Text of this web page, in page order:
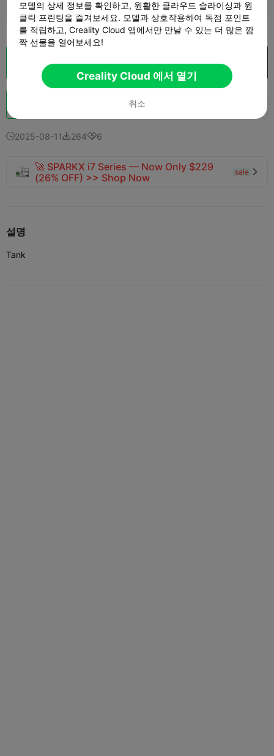
더 많은 포인트 획득
클라우드 슬라이스 Creality Cloud 에서 열기
2025-08-112646
🚀 SPARKX i7 Series — Now Only $229
(26% OFF) >> Shop Now
sale 
설명
Tank
모델의 상세 정보를 확인하고, 원활한 클라우드 슬라이싱과 원
클릭 프린팅을 즐겨보세요. 모델과 상호작용하여 독점 포인트
를 적립하고, Creality Cloud 앱에서만 만날 수 있는 더 많은 깜
짝 선물을 열어보세요!
Creality Cloud 에서 열기
취소